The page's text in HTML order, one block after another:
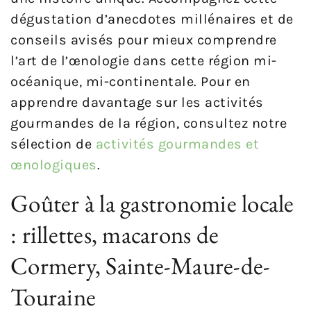
dégustation d’anecdotes millénaires et de
conseils avisés pour mieux comprendre
l’art de l’œnologie dans cette région mi-
océanique, mi-continentale. Pour en
apprendre davantage sur les activités
gourmandes de la région, consultez notre
sélection de activités gourmandes et
œnologiques.
Goûter à la gastronomie locale
: rillettes, macarons de
Cormery, Sainte-Maure-de-
Touraine